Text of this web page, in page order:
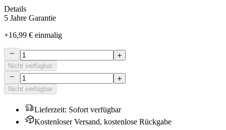
Details
5 Jahre Garantie
+16,99 € einmalig
Nicht verfügbar
Nicht verfügbar
Lieferzeit: Sofort verfügbar
Kostenloser Versand, kostenlose Rückgabe